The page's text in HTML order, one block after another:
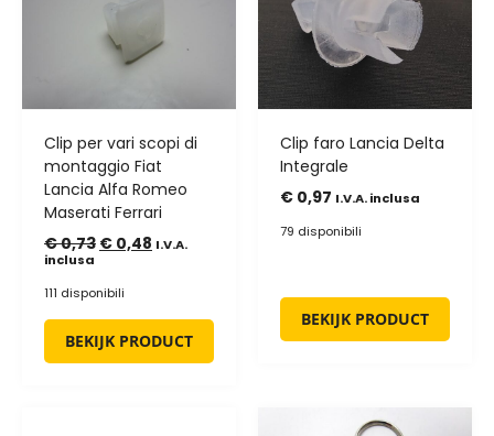
Clip per vari scopi di
montaggio Fiat
Lancia Alfa Romeo
Maserati Ferrari
€0,73 € 0,48 I.V.A.
inclusa
111 disponibili
BEKIJK PRODUCT
Clip faro Lancia Delta
Integrale
€ 0,97 I.V.A. inclusa
79 disponibili
BEKIJK PRODUCT